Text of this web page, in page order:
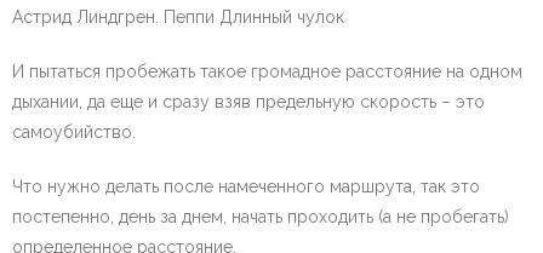
Астрид Линдгрен. Пеппи Длинный чулок
И пытаться пробежать такое громадное расстояние на одном
дыхании, да еще и сразу взяв предельную скорость – это
самоубийство.
Что нужно делать после намеченного маршрута, так это
постепенно, день за днем, начать проходить (а не пробегать)
определенное расстояние.